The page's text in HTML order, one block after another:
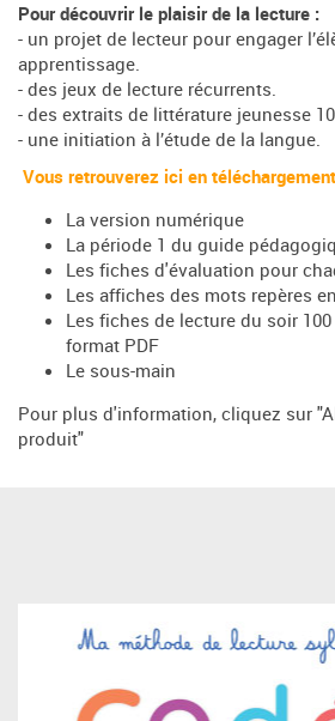
Pour découvrir le plaisir de la lecture :
- un projet de lecteur pour engager
apprentissage.
- des jeux de lecture récurrents.
- des extraits de littérature jeunesse
- une initiation à l’étude de la langue.
Vous retrouverez ici en
La version numérique
La période 1 du guide
Les fiches d'évaluation pour
Les affiches des mots repères
Les fiches de lecture du soir
format PDF
Le sous-main
Pour plus d'information, cliquez sur
produit"